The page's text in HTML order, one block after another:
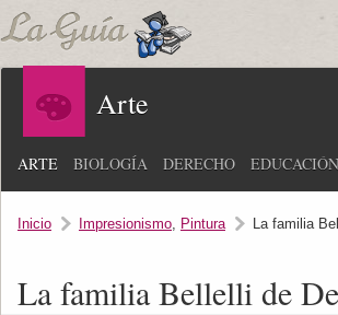
Arte
ARTE BIOLOGÍA DERECHO EDUCACIÓN
Inicio Impresionismo, Pintura La familia
La familia Bellelli de